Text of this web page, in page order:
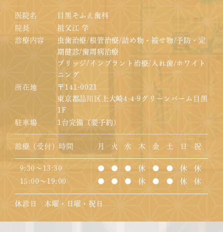
医院名
目黒そふえ歯科
院長
祖父江 学
診療内容
虫歯治療/根管治療/詰め物・被せ物/予防・定
期健診/歯周病治療
ブリッジ/インプラント治療/入れ歯/ホワイト
ニング
所在地
〒141-0021
東京都品川区上大崎4-4-9グリーンパーム目黒
1F
駐車場
1台完備（要予約）
診療（受付）時間 月 火 水 木 金 土 日 祝
9:30～13:30 ● ● ● 休 ● ● 休
休
15:00～19:00
● ● ● 休 ● ● 休 休
休診日 木曜・日曜・祝日